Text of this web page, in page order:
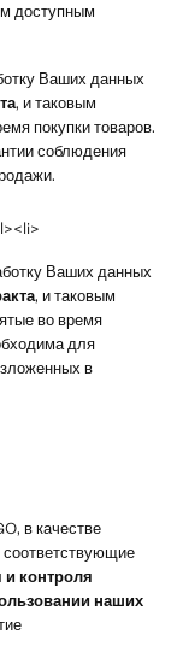
доступным
Ваших данных
, и таковым
покупки товаров.
соблюдения
Ваших данных
, и таковым
во время
для
в
в качестве
соответствующие
контроля
наших